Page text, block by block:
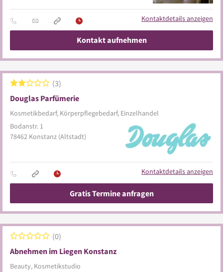
Kontaktdetails anzeigen
Kontakt aufnehmen
Douglas Parfümerie
Kosmetikbedarf, Körperpflegebedarf, Einzelhandel
3
Bodanstr. 1
78462 Konstanz (Altstadt)
Kontaktdetails anzeigen
Gratis Termine anfragen
Abnehmen im Liegen Konstanz
Beauty, Kosmetikstudio
0